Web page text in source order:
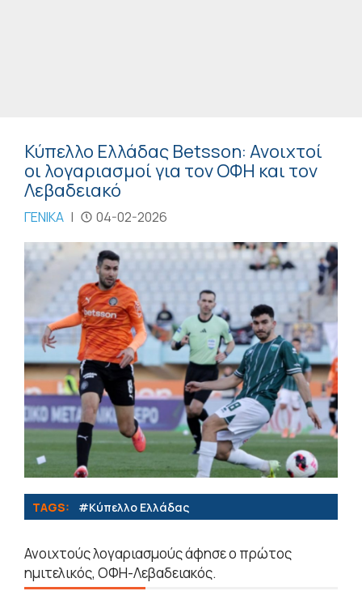
Κύπελλο Ελλάδας Betsson: Ανοιχτοί
οι λογαριασμοί για τον ΟΦΗ και τον
Λεβαδειακό
ΓΕΝΙΚΑ | 04-02-2026
TAGS: #Κύπελλο Ελλάδας
Ανοιχτούς λογαριασμούς άφησε ο πρώτος
ημιτελικός, ΟΦΗ-Λεβαδειακός.